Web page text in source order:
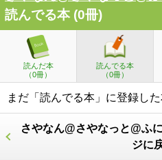
読んでる本 (0冊)
読んだ本
（0冊）
読んでる本
（0冊）
まだ「読んでる本」に登録した
さやなん@さやなっと@ふ
ジに